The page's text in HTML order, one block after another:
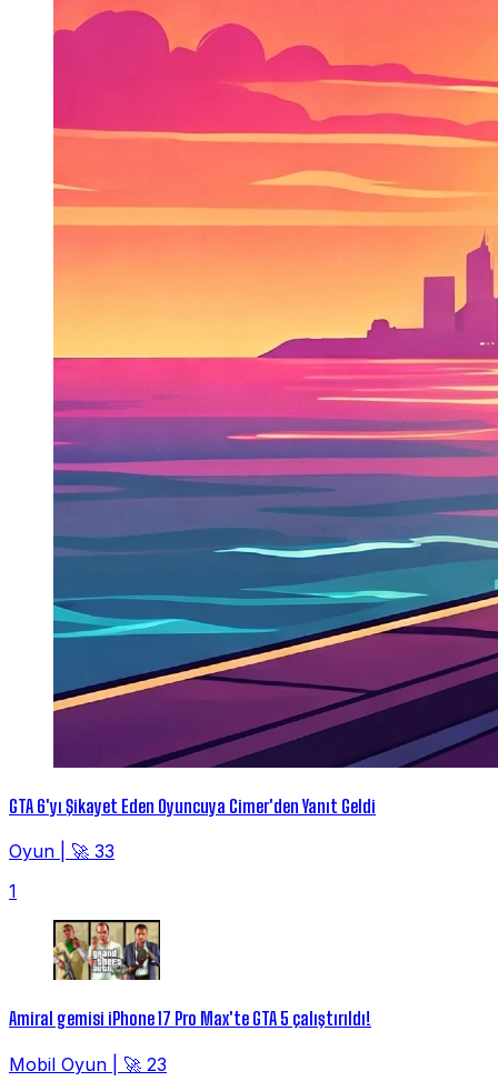
GTA 6'yı Şikayet Eden Oyuncuya Cimer'den Yanıt Geldi
Oyun
🚀 33
1
Amiral gemisi iPhone 17 Pro Max'te GTA 5 çalıştırıldı!
Mobil Oyun
🚀 23